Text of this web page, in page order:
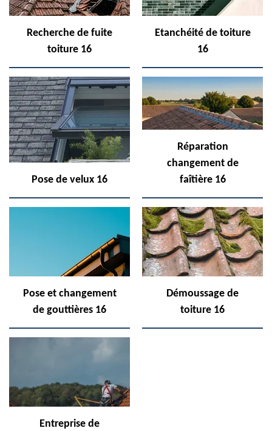
Recherche de fuite
toiture 16
Etanchéité de toiture
16
Pose de velux 16
Réparation
changement de
faîtière 16
Pose et changement
de gouttières 16
Démoussage de
toiture 16
Entreprise de